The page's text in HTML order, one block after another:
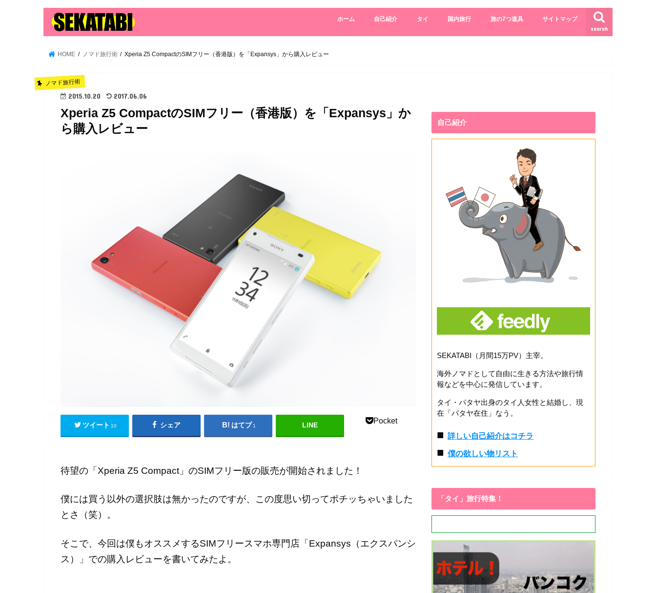
search
ホーム 自己紹介 タイ 国内旅行 旅の7つ道具 サイトマップ
HOME ノマド旅行術 Xperia Z5 CompactのSIMフリー（香港版）を「Expansys」から購入レビュー
ノマド旅行術
2015.10.20 2017.06.06
Xperia Z5 CompactのSIMフリー（香港版）を「Expansys」か
ら購入レビュー
ツイート 10 シェア はてブ 1 LINE Pocket
待望の「Xperia Z5 Compact」のSIMフリー版の販売が開始されました！
僕には買う以外の選択肢は無かったのですが、この度思い切ってポチッちゃいました
とさ（笑）。
そこで、今回は僕もオススメするSIMフリースマホ専門店「Expansys（エクスパンシ
ス）」での購入レビューを書いてみたよ。
自己紹介
SEKATABI（月間15万PV）主宰。
海外ノマドとして自由に生きる方法や旅行情
報などを中心に発信しています。
タイ・パタヤ出身のタイ人女性と結婚し、現
在「パタヤ在住」なう。
■ 詳しい自己紹介はコチラ
■ 僕の欲しい物リスト
「タイ」旅行特集！